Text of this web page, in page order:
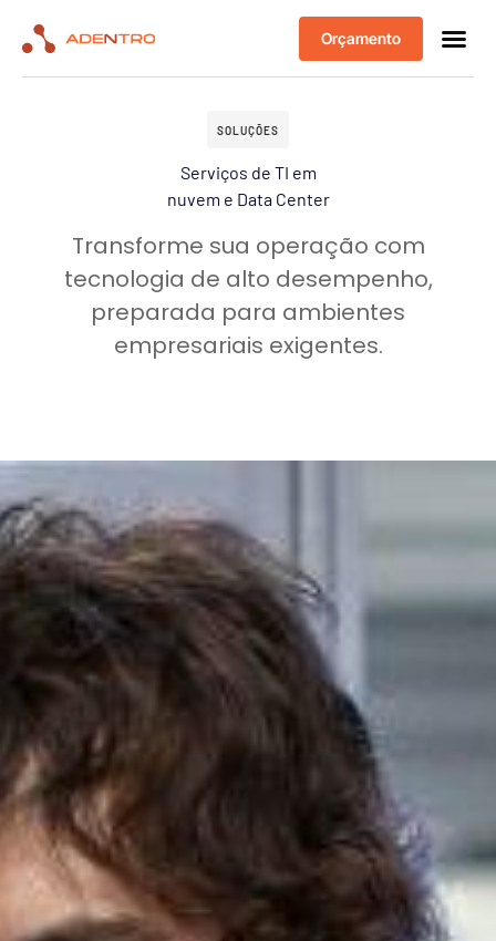
Orçamento
SOLUÇÕES
Serviços de TI em
nuvem e Data Center
Transforme sua operação com
tecnologia de alto desempenho,
preparada para ambientes
empresariais exigentes.